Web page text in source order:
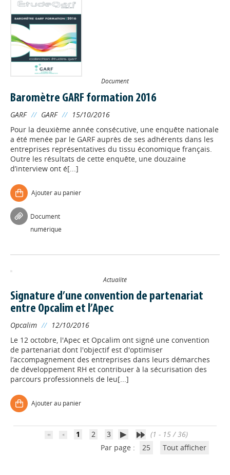
Document
Baromètre GARF formation 2016
GARF // GARF // 15/10/2016
Pour la deuxième année consécutive, une enquête nationale
a été menée par le GARF auprès de ses adhérents dans les
entreprises représentatives du tissu économique français.
Outre les résultats de cette enquête, une douzaine
d’interview ont é[...]
Ajouter au panier
Document
numérique
Actualité
Signature d’une convention de partenariat
entre Opcalim et l’Apec
Opcalim // 12/10/2016
Le 12 octobre, l'Apec et Opcalim ont signé une convention
de partenariat dont l'objectif est d'optimiser
l’accompagnement des entreprises dans leurs démarches
de développement RH et contribuer à la sécurisation des
parcours professionnels de leu[...]
Ajouter au panier
1 2 3
(1 - 15 / 36)
Par page :
25 Tout afficher
Appels à projets
Déposer une actu !
Accéder à son compte - (Se
déconnecter)
Base documentaire
Déposer une actu !